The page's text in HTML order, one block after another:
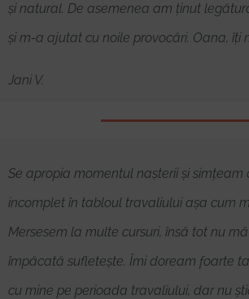
și natural. De asemenea am ținut
și m-a ajutat cu noile provocări. Oana, îți
Jani V.
Se apropia momentul nașterii și simțeam
incomplet în tabloul travaliului așa cum
Mersesem la multe cursuri, însă tot nu
împăcată sufletește. Îmi doream foarte
cu mine pe perioada travaliului, dar nu